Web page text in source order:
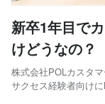
新卒1年目で
けどうなの？
株式会社POLカスタ
サクセス経験者向け